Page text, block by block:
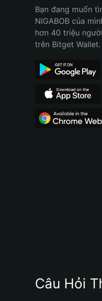
Bahasa Indonesia
Português (Brasil)
Bạn đang muốn
NIGABOB của
hơn 40 triệu
trên Bitget
Câu Hỏi